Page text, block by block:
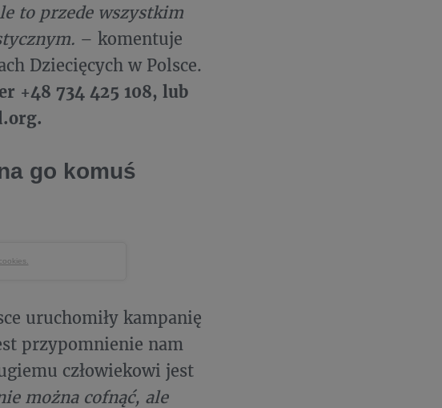
to przede wszystkim
– komentuje
Dziecięcych w Polsce.
+48 734 425 108, lub
go komuś
uruchomiły kampanię
przypomnienie nam
człowiekowi jest
można cofnąć, ale